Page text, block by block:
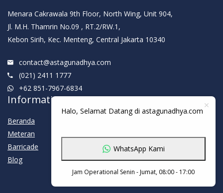
Menara Cakrawala 9th Floor, North Wing, Unit 904,
Jl. M.H. Thamrin No.09 , RT.2/RW.1,
Kebon Sirih, Kec. Menteng, Central Jakarta 10340
contact@astagunadhya.com
(021) 2411 1777
+62 851-7967-6834
Information
Beranda
Meteran
Barricade
Blog
Halo, Selamat Datang di astagunadhya.com
WhatsApp Kami
Jam Operational Senin - Jumat, 08:00 - 17:00